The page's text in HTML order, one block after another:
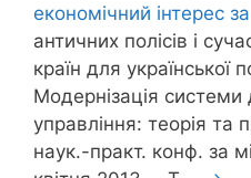
економічний інтерес за
античних полісів і
країн для української
Модернізація
управління: теорія та
наук.-практ. конф. за